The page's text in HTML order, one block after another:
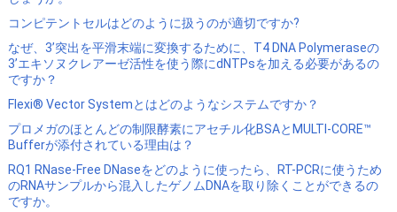
コンピテントセルはどのように扱うのが適切ですか?
なぜ、3’突出を平滑末端に変換するために、T4 DNA Polymeraseの
3’エキソヌクレアーゼ活性を使う際にdNTPsを加える必要があるの
ですか？
Flexi® Vector Systemとはどのようなシステムですか？
プロメガのほとんどの制限酵素にアセチル化BSAとMULTI-CORE™
Bufferが添付されている理由は？
RQ1 RNase-Free DNaseをどのように使ったら、RT-PCRに使うため
のRNAサンプルから混入したゲノムDNAを取り除くことができるの
ですか。